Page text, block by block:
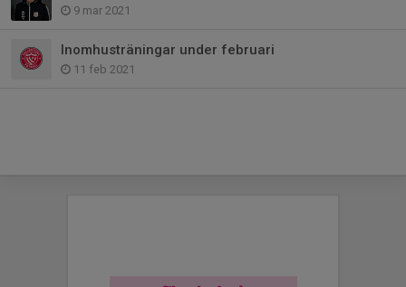
9 mar 2021
Inomhusträningar under februari
11 feb 2021